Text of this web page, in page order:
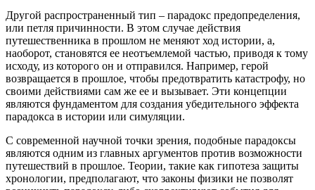
Другой распространенный тип – парадокс предопределения,
или петля причинности. В этом случае действия
путешественника в прошлом не меняют ход истории, а,
наоборот, становятся ее неотъемлемой частью, приводя к тому
исходу, из которого он и отправился. Например, герой
возвращается в прошлое, чтобы предотвратить катастрофу, но
своими действиями сам же ее и вызывает. Эти концепции
являются фундаментом для создания убедительного эффекта
парадокса в истории или симуляции.
С современной научной точки зрения, подобные парадоксы
являются одним из главных аргументов против возможности
путешествий в прошлое. Теории, такие как гипотеза защиты
хронологии, предполагают, что законы физики не позволят